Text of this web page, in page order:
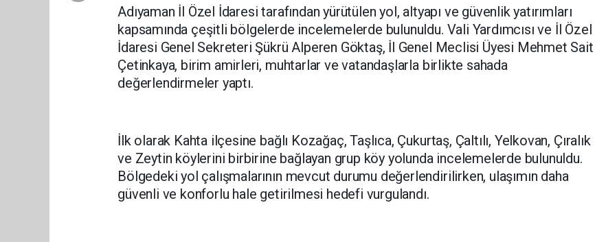
Adıyaman İl Özel İdaresi tarafından yürütülen yol, altyapı ve güvenlik yatırımları
kapsamında çeşitli bölgelerde incelemelerde bulunuldu. Vali Yardımcısı ve İl Özel
İdaresi Genel Sekreteri Şükrü Alperen Göktaş, İl Genel Meclisi Üyesi Mehmet Sait
Çetinkaya, birim amirleri, muhtarlar ve vatandaşlarla birlikte sahada
değerlendirmeler yaptı.
İlk olarak Kahta ilçesine bağlı Kozağaç, Taşlıca, Çukurtaş, Çaltılı, Yelkovan, Çıralık
ve Zeytin köylerini birbirine bağlayan grup köy yolunda incelemelerde bulunuldu.
Bölgedeki yol çalışmalarının mevcut durumu değerlendirilirken, ulaşımın daha
güvenli ve konforlu hale getirilmesi hedefi vurgulandı.